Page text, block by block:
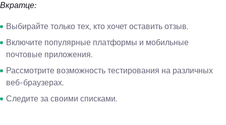
Вкратце:
Выбирайте только тех, кто хочет оставить отзыв.
Включите популярные платформы и мобильные
почтовые приложения.
Рассмотрите возможность тестирования на различных
веб-браузерах.
Следите за своими списками.